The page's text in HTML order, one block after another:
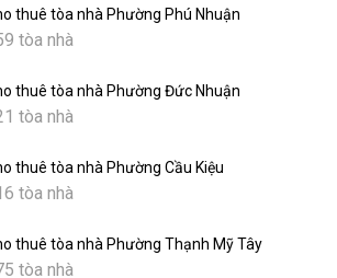
thuê tòa nhà Phường Phú Nhuận
tòa nhà
thuê tòa nhà Phường Đức Nhuận
tòa nhà
thuê tòa nhà Phường Cầu Kiệu
tòa nhà
thuê tòa nhà Phường Thạnh Mỹ Tây
tòa nhà